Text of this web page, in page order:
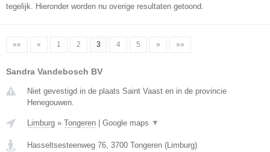
tegelijk. Hieronder worden nu overige resultaten getoond.
«« « 1 2 3 4 5 » »»
Sandra Vandebosch BV
Niet gevestigd in de plaats Saint Vaast en in de provincie
Henegouwen.
Limburg » Tongeren Google maps ▼
Hasseltsesteenweg 76, 3700 Tongeren (Limburg)